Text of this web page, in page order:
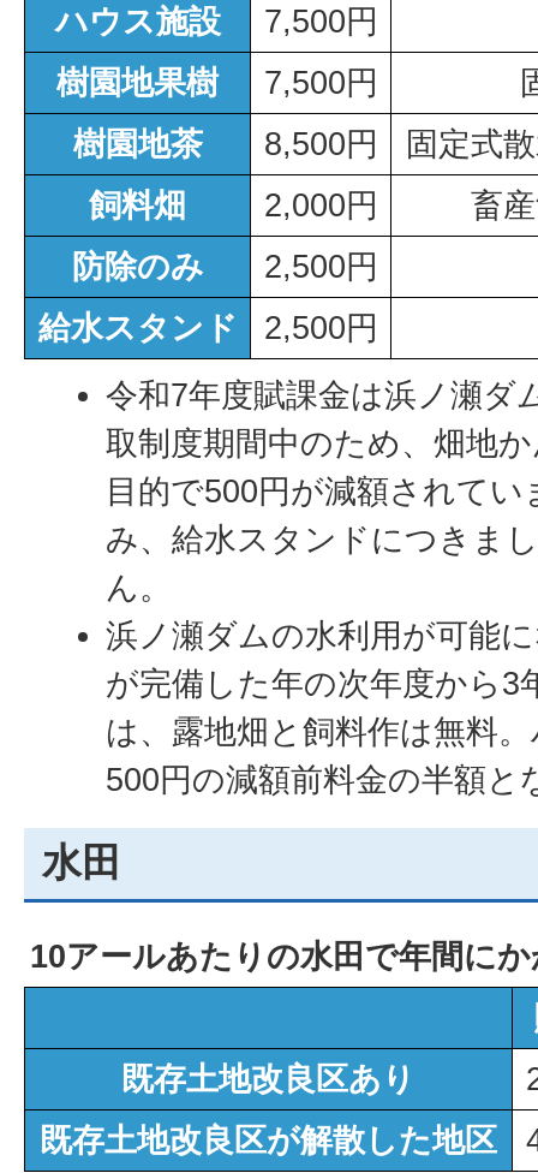
ハウス施設
7,500円
樹園地果樹
7,500円
樹園地茶
8,500円
固定式
飼料畑
2,000円
畜
防除のみ
2,500円
給水スタンド
2,500円
令和7年度賦課金は浜ノ瀬ダ
取制度期間中のため、畑地
目的で500円が減額されて
み、給水スタンドにつきま
ん。
浜ノ瀬ダムの水利用が可能
が完備した年の次年度から3
は、露地畑と飼料作は無料
500円の減額前料金の半額と
水田
10アールあたりの水田で年間に
既存土地改良区あり
既存土地改良区が解散した地区